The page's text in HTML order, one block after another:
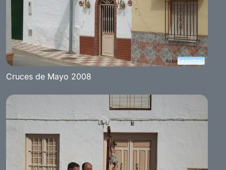
Cruces de Mayo 2008